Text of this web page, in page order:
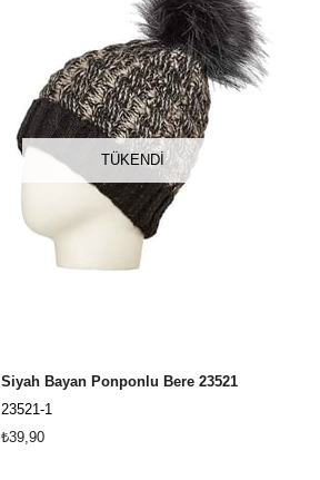
TÜKENDI
Siyah Bayan Ponponlu Bere 23521
23521-1
₺39,90